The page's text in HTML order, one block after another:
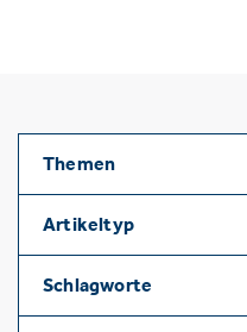
Themen
Artikeltyp
Schlagworte